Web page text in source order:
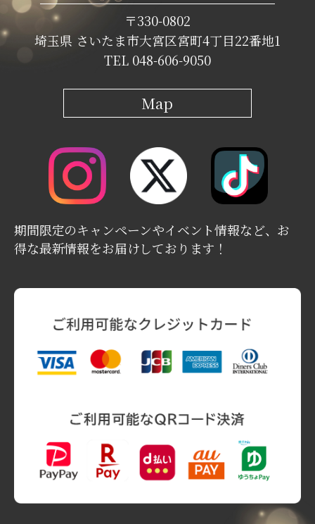
〒330-0802
埼玉県 さいたま市大宮区宮町4丁目22番地1
TEL 048-606-9050
Map
期間限定のキャンペーンやイベント情報など、お
得な最新情報をお届けしております！